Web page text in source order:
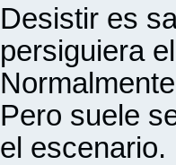
Desistir es
persiguiera
Pero suele
el escenario.